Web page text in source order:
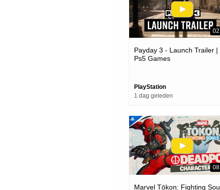
Payday 3 - Launch Trailer |
Ps5 Games
PlayStation
1 dag geleden
Marvel Tōkon: Fighting